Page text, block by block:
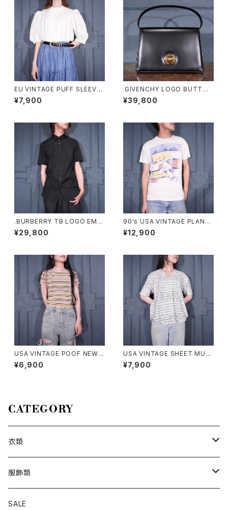
EU VINTAGE PUFF SLEEVE
LACE DESIGN HALF SLEEV
E COTTON BLOUSE/ヨーロ
¥7,900
.GIVENCHY LOGO BUTTON
DESIGN LEATHER HAND BA
G/ジバンシィロゴボタンデザイ
¥39,800
.BURBERRY TB LOGO EMB
ROIDERY DESIGN HALF SL
EEVE SHIRT/バーバリーTBロ
¥29,800
90's USA VINTAGE PLAN-9
ART PRINT DESIGN T SHIR
T/90年代アメリカ古着アートプ
¥12,900
USA VINTAGE POOF NEW Y
ORK COLORFUL BORDER P
ATTERNED HALF SLEEVE T
¥6,900
USA VINTAGE SHEET MUSI
C PATTERNED OPEN COLL
AR DESIGN HALF SLEEVE S
¥7,900
CATEGORY
衣類
トップス
カットソー
ボトムス
服飾類
バッグ
SALE